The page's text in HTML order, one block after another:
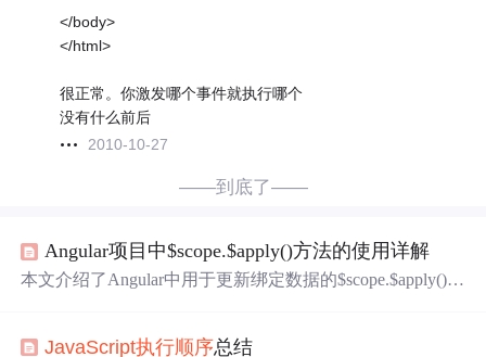
</body>
</html>
很正常。你激发哪个事件就执行哪个
没有什么前后
2010-10-27
——到底了——
Angular项目中$scope.$apply()方法的使用详解
本文介绍了Angular中用于更新绑定数据的$scope.$apply()方
lar 会自动处理数据更新，但在自定义
JavaScript执行顺序总结